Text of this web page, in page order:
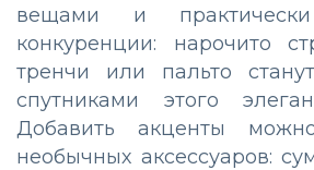
вещами и
конкуренции: нарочито
тренчи или пальто
спутниками этого
Добавить акценты
необычных аксессуаров: